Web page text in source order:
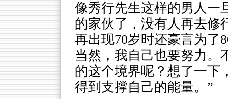
像秀行先生这样的男人一
的家伙了，没有人再去修
再出现70岁时还豪言为了
当然，我自己也要努力。
的这个境界呢？想了一下
得到支撑自己的能量。”